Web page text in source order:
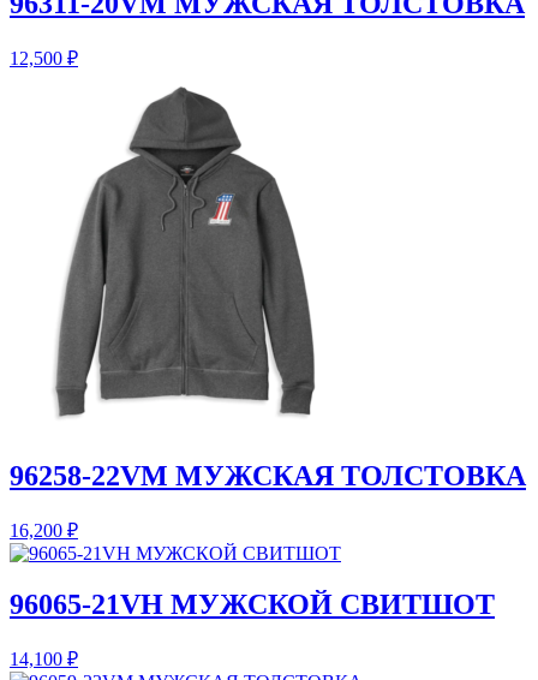
12,500 ₽
96258-22VM МУЖСКАЯ ТОЛСТОВКА
16,200 ₽
96065-21VH МУЖСКОЙ СВИТШОТ
14,100 ₽